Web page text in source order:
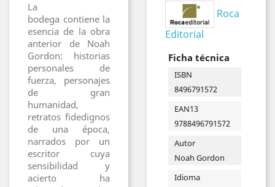
La
bodega contiene la
esencia de la obra
anterior de Noah
Gordon: historias
personales de
fuerza, personajes
de gran
humanidad,
retratos fidedignos
de una época,
narrados por un
escritor cuya
sensibilidad y
acierto ha
Roca
Editorial
Ficha técnica
ISBN
8496791572
EAN13
9788496791572
Autor
Noah Gordon
Idioma